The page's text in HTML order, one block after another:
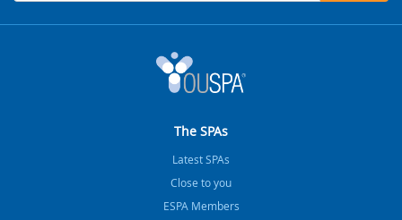
The SPAs
Latest SPAs
Close to you
ESPA Members